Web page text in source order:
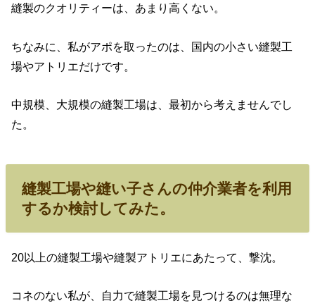
縫製のクオリティーは、あまり高くない。
ちなみに、私がアポを取ったのは、国内の小さい縫製工
場やアトリエだけです。
中規模、大規模の縫製工場は、最初から考えませんでし
た。
縫製工場や縫い子さんの仲介業者を利用
するか検討してみた。
20以上の縫製工場や縫製アトリエにあたって、撃沈。
コネのない私が、自力で縫製工場を見つけるのは無理な